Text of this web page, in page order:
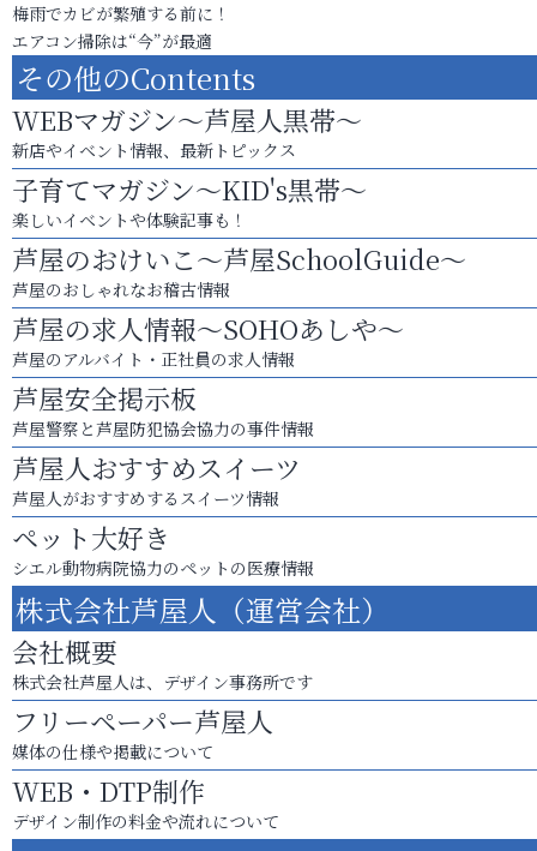
梅雨でカビが繁殖する前に！
エアコン掃除は“今”が最適
その他のContents
WEBマガジン～芦屋人黒帯～
新店やイベント情報、最新トピックス
子育てマガジン～KID's黒帯～
楽しいイベントや体験記事も！
芦屋のおけいこ～芦屋SchoolGuide～
芦屋のおしゃれなお稽古情報
芦屋の求人情報～SOHOあしや～
芦屋のアルバイト・正社員の求人情報
芦屋安全掲示板
芦屋警察と芦屋防犯協会協力の事件情報
芦屋人おすすめスイーツ
芦屋人がおすすめするスイーツ情報
ペット大好き
シエル動物病院協力のペットの医療情報
株式会社芦屋人（運営会社）
会社概要
株式会社芦屋人は、デザイン事務所です
フリーペーパー芦屋人
媒体の仕様や掲載について
WEB・DTP制作
デザイン制作の料金や流れについて